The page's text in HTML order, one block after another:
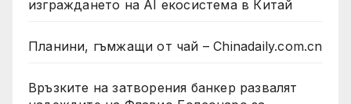
изграждането на AI екосистема в Китай
Планини, гъмжащи от чай – Chinadaily.com.cn
Връзките на затворения банкер развалят